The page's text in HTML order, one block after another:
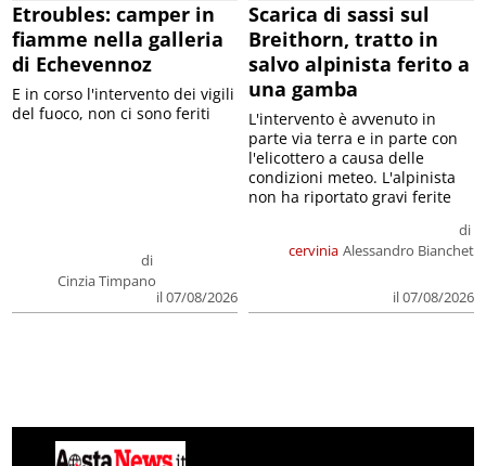
Etroubles: camper in
fiamme nella galleria
di Echevennoz
di
Cinzia Timpano
il 07/08/2026
E in corso l'intervento dei vigili
del fuoco, non ci sono feriti
Scarica di sassi sul
Breithorn, tratto in
salvo alpinista ferito a
una gamba
cervinia
di
Alessandro Bianchet
il 07/08/2026
L'intervento è avvenuto in
parte via terra e in parte con
l'elicottero a causa delle
condizioni meteo. L'alpinista
non ha riportato gravi ferite